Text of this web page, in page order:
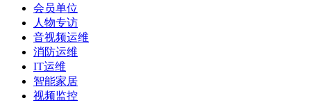
会员单位
人物专访
音视频运维
消防运维
IT运维
智能家居
视频监控